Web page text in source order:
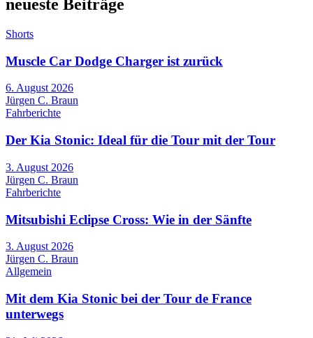
neueste Beiträge
Shorts
Muscle Car Dodge Charger ist zurück
6. August 2026
Jürgen C. Braun
Fahrberichte
Der Kia Stonic: Ideal für die Tour mit der Tour
3. August 2026
Jürgen C. Braun
Fahrberichte
Mitsubishi Eclipse Cross: Wie in der Sänfte
3. August 2026
Jürgen C. Braun
Allgemein
Mit dem Kia Stonic bei der Tour de France
unterwegs